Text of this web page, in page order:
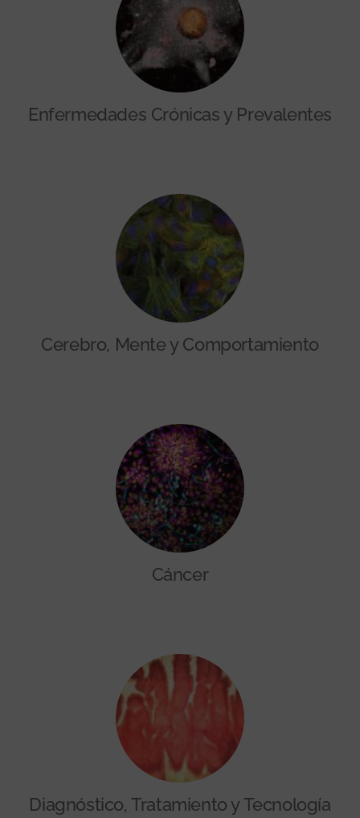
Enfermedades Crónicas y Prevalentes
Cerebro, Mente y Comportamiento
Cáncer
Diagnóstico, Tratamiento y Tecnología